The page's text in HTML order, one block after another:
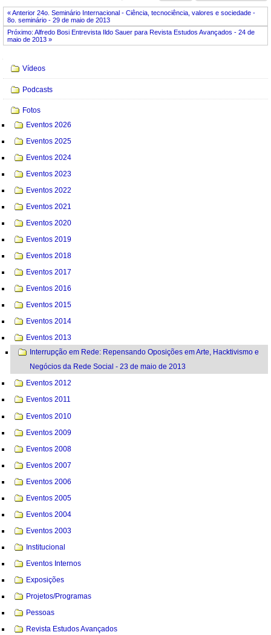
« Anterior 24o. Seminário Internacional - Ciência, tecnociência, valores e sociedade -
8o. seminário - 29 de maio de 2013
Próximo: Alfredo Bosi Entrevista Ildo Sauer para Revista Estudos Avançados - 24 de
maio de 2013 »
Navegação
Vídeos
Podcasts
Fotos
Eventos 2026
Eventos 2025
Eventos 2024
Eventos 2023
Eventos 2022
Eventos 2021
Eventos 2020
Eventos 2019
Eventos 2018
Eventos 2017
Eventos 2016
Eventos 2015
Eventos 2014
Eventos 2013
Interrupção em Rede: Repensando Oposições em Arte, Hacktivismo e
Negócios da Rede Social - 23 de maio de 2013
Eventos 2012
Eventos 2011
Eventos 2010
Eventos 2009
Eventos 2008
Eventos 2007
Eventos 2006
Eventos 2005
Eventos 2004
Eventos 2003
Institucional
Eventos Internos
Exposições
Projetos/Programas
Pessoas
Revista Estudos Avançados